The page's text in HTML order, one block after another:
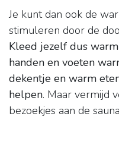
Je kunt dan ook de
stimuleren door de
Kleed jezelf dus
handen en voeten
dekentje en warm
helpen. Maar vermijd
bezoekjes aan de